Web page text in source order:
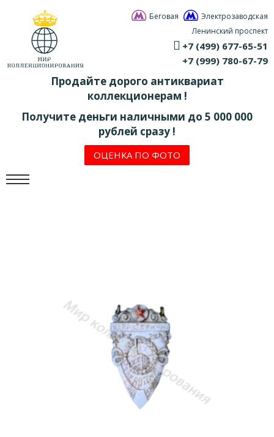
Беговая
Электрозаводская
Ленинский проспект
+7 (499) 677-65-51
+7 (999) 780-67-79
Продайте дорого антиквариат
коллекционерам !
Получите деньги наличными до 5 000 000
рублей сразу !
ОЦЕНКА ПО ФОТО